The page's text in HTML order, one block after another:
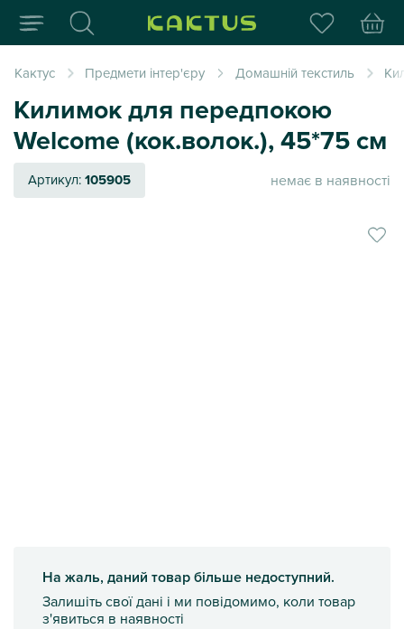
Інтернет-магазин
Кактус Предмети інтер'єру Домашній текстиль
Килимок для передпокою
Welcome (кок.волок.), 45*75 см
Артикул:105905 немає в наявності
На жаль, даний товар більше недоступний.
Залишіть свої дані і ми повідомимо, коли товар
з'явиться в наявності